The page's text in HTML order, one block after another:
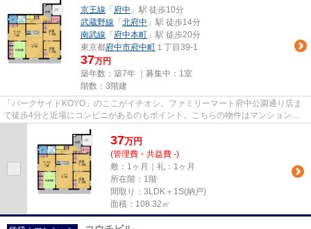
京王線 「 府中 」駅 徒歩10分
武蔵野線 「 北府中 」駅 徒歩14分
南武線 「 府中本町 」駅 徒歩20分
東京都府中市府中町 １丁目39-1
37万円
築年数：築7年 ｜募集中： 1室
階数：3階建
「パークサイドKOYO」のここがイチオシ。ファミリーマート府中公園通り店ま
で徒歩4分と近場にコンビニがあるのもポイント。こちらの物件はマンションで
す。しっかりとした造りが自慢の...
37万円
(管理費・共益費 -)
敷：1ヶ月｜礼：1ヶ月
所在階：1階
間取り：3LDK＋1S(納戸)
面積：108.32㎡